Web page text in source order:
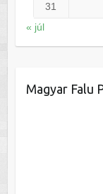
31
« júl
Magyar Falu